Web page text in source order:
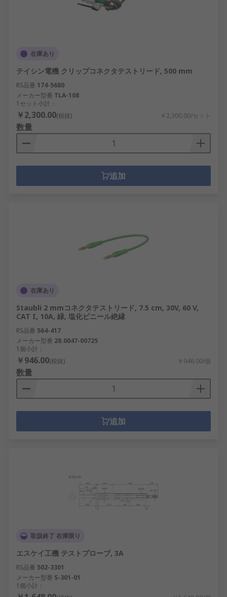
在庫あり
テイシン電機 クリップコネクタテストリード, 500 mm
RS品番 174-5680
メーカー型番 TLA-108
1セット小計：
￥2,300.00(税抜) ￥2,300.00/セット
数量
追加
在庫あり
Staubli 2 mmコネクタテストリード, 7.5 cm, 30V, 60 V,
CAT I, 10A, 緑, 塩化ビニール絶縁
RS品番 564-417
メーカー型番 28.0047-00725
1個小計：
￥946.00(税抜) ￥946.00/個
数量
追加
取扱終了 在庫限り
エスケイ工機 テストプローブ, 3A
RS品番 502-3301
メーカー型番 S-301-01
1個小計：